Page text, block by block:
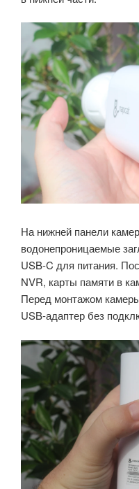
На нижней панели
водонепроницаемые
USB-C для питания.
NVR, карты памяти в
Перед монтажом
USB-адаптер без